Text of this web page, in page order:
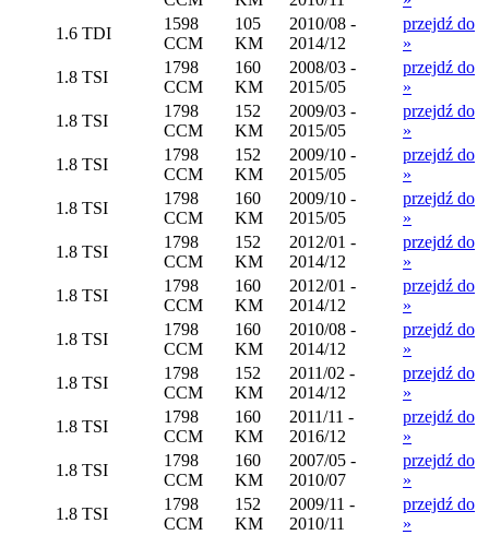
1.6 TDI
1598
CCM
105
KM
2010/08 -
2014/12
przejdź do
»
1.8 TSI
1798
CCM
160
KM
2008/03 -
2015/05
przejdź do
»
1.8 TSI
1798
CCM
152
KM
2009/03 -
2015/05
przejdź do
»
1.8 TSI
1798
CCM
152
KM
2009/10 -
2015/05
przejdź do
»
1.8 TSI
1798
CCM
160
KM
2009/10 -
2015/05
przejdź do
»
1.8 TSI
1798
CCM
152
KM
2012/01 -
2014/12
przejdź do
»
1.8 TSI
1798
CCM
160
KM
2012/01 -
2014/12
przejdź do
»
1.8 TSI
1798
CCM
160
KM
2010/08 -
2014/12
przejdź do
»
1.8 TSI
1798
CCM
152
KM
2011/02 -
2014/12
przejdź do
»
1.8 TSI
1798
CCM
160
KM
2011/11 -
2016/12
przejdź do
»
1.8 TSI
1798
CCM
160
KM
2007/05 -
2010/07
przejdź do
»
1.8 TSI
1798
CCM
152
KM
2009/11 -
2010/11
przejdź do
»